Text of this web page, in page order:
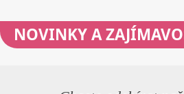
NOVINKYA